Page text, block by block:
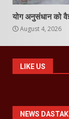
योग अनुसंधान को
August 4, 2026
LIKE US
NEWS